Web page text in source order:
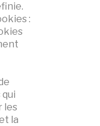
:
les
la